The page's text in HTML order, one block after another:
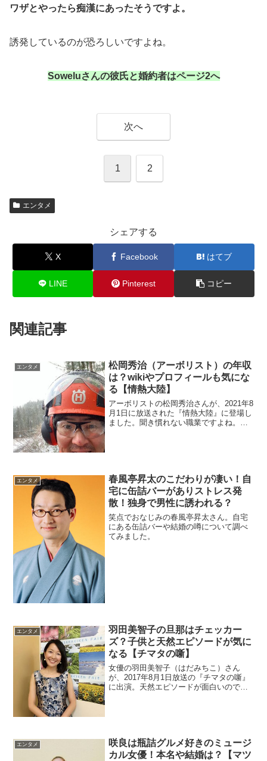
ワザとやったら痴漢にあったそうですよ。
誘発しているのが恐ろしいですよね。
Soweluさんの彼氏と婚約者はページ2へ
次へ
1 2
エンタメ
シェアする
X Facebook はてブ
LINE Pinterest コピー
関連記事
エンタメ
松岡秀治（アーボリスト）の年収
は？wikiやプロフィールも気にな
る【情熱大陸】
アーボリストの松岡秀治さんが、2021年8
月1日に放送された『情熱大陸』に登場し
ました。聞き慣れない職業ですよね。年
エンタメ
春風亭昇太のこだわりが凄い！自
宅に缶詰バーがありストレス発
散！独身で男性に誘われる？
笑点でおなじみの春風亭昇太さん。自宅
にある缶詰バーや結婚の噂について調べ
てみました。
エンタメ
羽田美智子の旦那はチェッカー
ズ？子供と天然エピソードが気に
なる【チマタの噺】
女優の羽田美智子（はだみちこ）さん
が、2017年8月1日放送の『チマタの噺』
に出演。天然エピソードが面白いので調
エンタメ
咲良は瓶詰グルメ好きのミュージ
カル女優！本名や結婚は？【マツ